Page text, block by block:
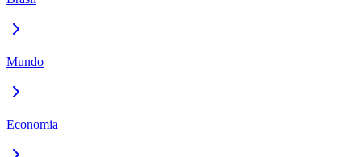
Mundo
Economia